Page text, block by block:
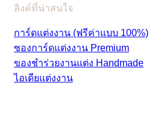
ลิงค์ที่น่าสนใจ
การ์ดแต่งงาน (ฟรีค่าแบบ 100%)
ซองการ์ดแต่งงาน Premium
ของชำร่วยงานแต่ง Handmade
ไอเดียแต่งงาน